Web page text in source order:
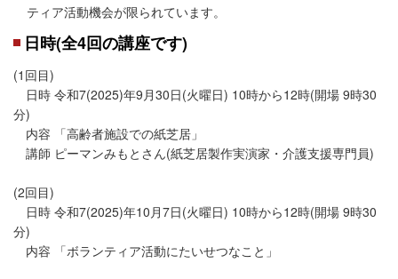
ティア活動機会が限られています。
日時(全4回の講座です)
(1回目)
日時 令和7(2025)年9月30日(火曜日) 10時から12時(開場 9時30
分)
内容 「高齢者施設での紙芝居」
講師 ピーマンみもとさん(紙芝居製作実演家・介護支援専門員)
(2回目)
日時 令和7(2025)年10月7日(火曜日) 10時から12時(開場 9時30
分)
内容 「ボランティア活動にたいせつなこと」